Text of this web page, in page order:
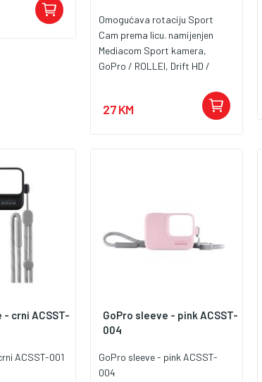
Omogućava rotaciju Sport
Cam prema licu. namijenjen
Mediacom Sport kamera,
GoPro / ROLLEI, Drift HD /
27 KM
- crni ACSST-
ACSST-001
GoPro sleeve - pink ACSST-
004
GoPro sleeve - pink ACSST-
004